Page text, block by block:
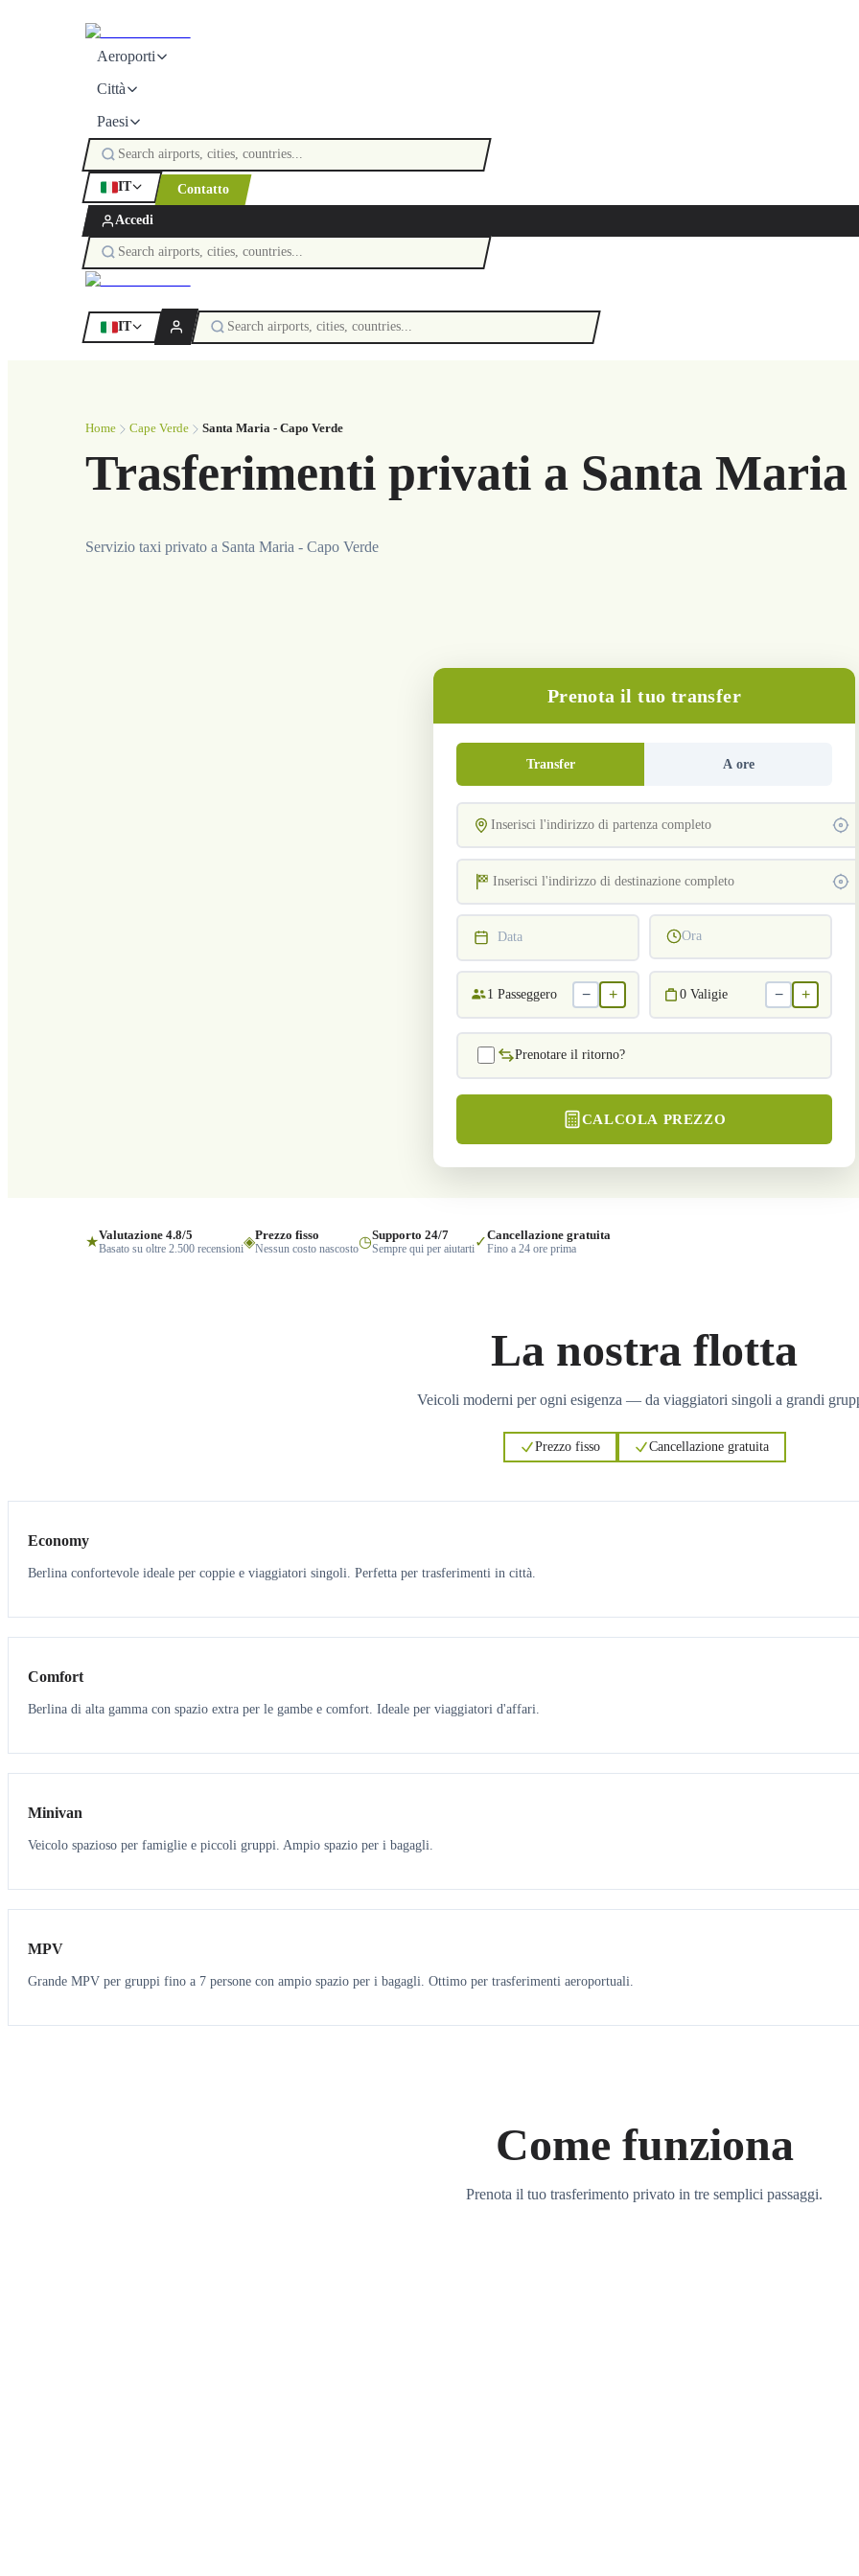
Aeroporti
Città
Paesi
IT Contatto
Accedi
IT
Home Cape Verde Santa Maria - Capo Verde
Trasferimenti privati a Santa Maria
Servizio taxi privato a Santa Maria - Capo Verde
Prenota il tuo transfer
Transfer A ore
Data Ora
1 Passeggero − + 0 Valigie − +
Prenotare il ritorno?
CALCOLA PREZZO
★Valutazione 4.8/5
Basato su oltre 2.500 recensioni◈Prezzo fisso
Nessun costo nascosto◷Supporto 24/7
Sempre qui per aiutarti✓Cancellazione gratuita
Fino a 24 ore prima
La nostra flotta
Veicoli moderni per ogni esigenza — da viaggiatori singoli a grandi
Prezzo fisso Cancellazione gratuita
Economy
Berlina confortevole ideale per coppie e viaggiatori singoli. Perfetta per trasferimenti in città.
3 3
Comfort
Berlina di alta gamma con spazio extra per le gambe e comfort. Ideale per viaggiatori d'affari.
6 5
Minivan
Veicolo spazioso per famiglie e piccoli gruppi. Ampio spazio per i bagagli.
7 7
MPV
Grande MPV per gruppi fino a 7 persone con ampio spazio per i bagagli. Ottimo per trasferimenti aeroportuali.
Come funziona
Prenota il tuo trasferimento privato in tre semplici passaggi.